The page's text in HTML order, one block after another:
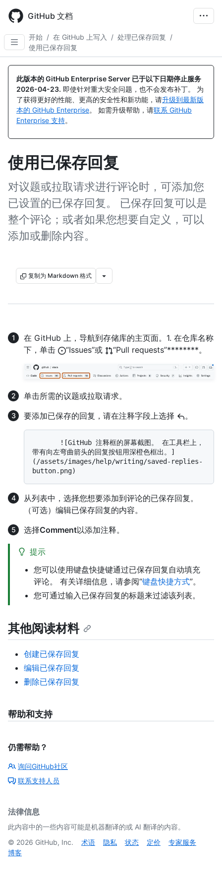
main
content
GitHub 文档
开始 / 在 GitHub 上写入 / 处理已保存回复
/
使用已保存回复
此版本的 GitHub Enterprise Server 已于以下日期停止服务
2026-04-23. 即使针对重大安全问题，也不会发布补丁。 为
了获得更好的性能、更高的安全性和新功能，请升级到最新版
本的 GitHub Enterprise。 如需升级帮助，请联系 GitHub
Enterprise 支持。
使用已保存回复
对议题或拉取请求进行评论时，可添加您
已设置的已保存回复。 已保存回复可以是
整个评论；或者如果您想要自定义，可以
添加或删除内容。
复制为 Markdown 格式
在 GitHub 上，导航到存储库的主页面。1. 在仓库名称
下，单击
“Issues”或 “Pull requests”********。
单击所需的议题或拉取请求。
要添加已保存的回复，请在注释字段上选择
。
带有向左弯曲箭头的回复按钮用深橙色框出。]
(/assets/images/help/writing/saved-replies-
从列表中，选择您想要添加到评论的已保存回复。
（可选）编辑已保存回复的内容。
选择Comment以添加注释。
提示
您可以使用键盘快捷键通过已保存回复自动填充
评论。 有关详细信息，请参阅“键盘快捷方式”。
您可通过输入已保存回复的标题来过滤该列表。
其他阅读材料
创建已保存回复
编辑已保存回复
删除已保存回复
帮助和支持
仍需帮助？
询问GitHub社区
联系支持人员
法律信息
此内容中的一些内容可能是机器翻译的或 AI 翻译的内容。
© 2026 GitHub, Inc. 术语 隐私 状态 定价
专家服务
博客